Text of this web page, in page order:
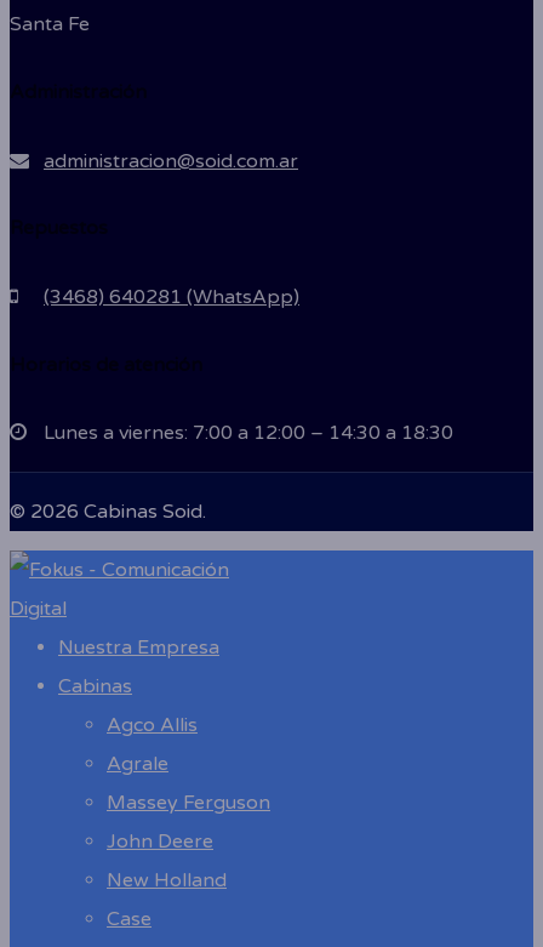
Santa Fe
administracion@soid.com.ar
(3468) 640281 (WhatsApp)
Lunes a viernes: 7:00 a 12:00 – 14:30 a 18:30
© 2026 Cabinas Soid.
Close
Menu
Nuestra Empresa
Cabinas
Agco Allis
Agrale
Massey Ferguson
John Deere
New Holland
Case